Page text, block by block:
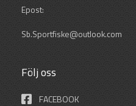
Epost:
Sb.Sportfiske@outlook.com
Följ oss
FACEBOOK